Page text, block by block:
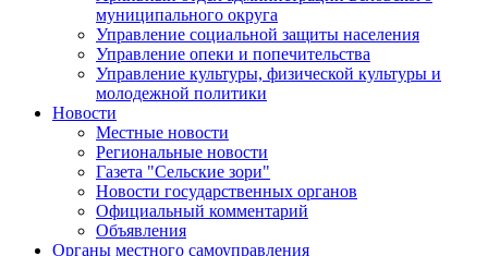
муниципального округа
Управление социальной защиты населения
Управление опеки и попечительства
Управление культуры, физической культуры и
молодежной политики
Новости
Местные новости
Региональные новости
Газета "Сельские зори"
Новости государственных органов
Официальный комментарий
Объявления
Органы местного самоуправления